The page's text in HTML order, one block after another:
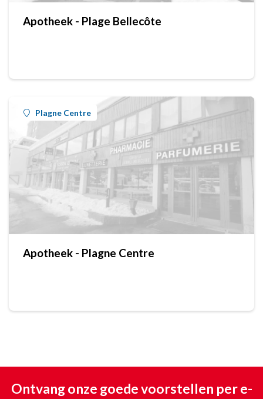
Apotheek - Plage Bellecôte
Plagne Centre
Apotheek - Plagne Centre
Ontvang onze goede voorstellen per e-